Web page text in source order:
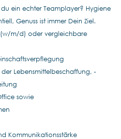
ein echter Teamplayer? Hygiene
Genuss ist immer Dein Ziel.
m/d) oder vergleichbare
der Lebensmittelbeschaffung, -
sowie
Kommunikationsstärke